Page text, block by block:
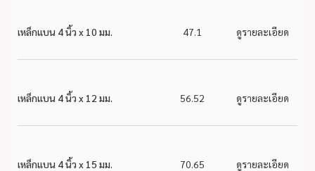
เหล็กแบน 4 นิ้ว x 10 มม. 47.1 ดูรายละเอียด
เหล็กแบน 4 นิ้ว x 12 มม. 56.52 ดูรายละเอียด
เหล็กแบน 4 นิ้ว x 15 มม. 70.65 ดูรายละเอียด